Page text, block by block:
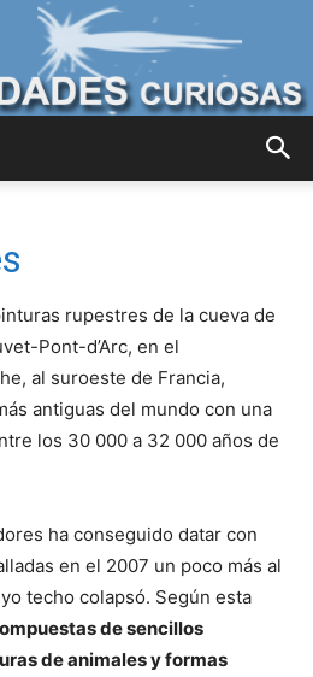
del
rupestres de la cueva de
Pont-d’Arc, en el
al suroeste de Francia,
antiguas del mundo con una
los 30 000 a 32 000 años de
ha conseguido datar con
en el 2007 un poco más al
techo colapsó. Según esta
de sencillos
de animales y formas